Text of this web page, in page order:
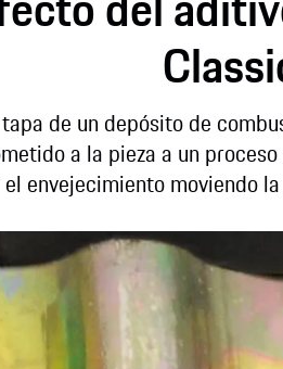
de un depósito de
a la pieza a un
envejecimiento moviendo